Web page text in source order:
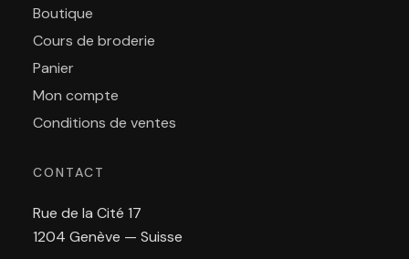
Boutique
Cours de broderie
Panier
Mon compte
Conditions de ventes
CONTACT
Rue de la Cité 17
1204 Genève — Suisse